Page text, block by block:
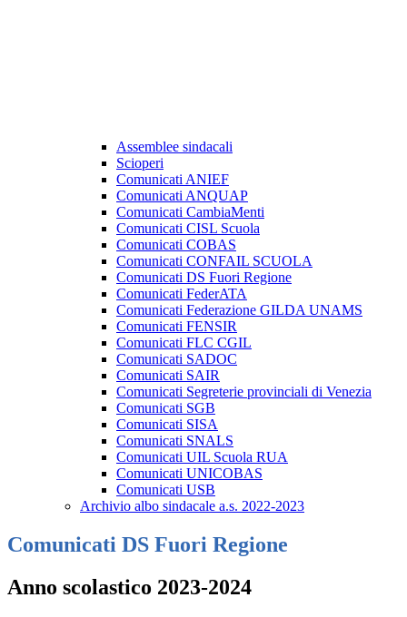
Assemblee sindacali
Scioperi
Comunicati ANIEF
Comunicati ANQUAP
Comunicati CambiaMenti
Comunicati CISL Scuola
Comunicati COBAS
Comunicati CONFAIL SCUOLA
Comunicati DS Fuori Regione
Comunicati FederATA
Comunicati Federazione GILDA UNAMS
Comunicati FENSIR
Comunicati FLC CGIL
Comunicati SADOC
Comunicati SAIR
Comunicati Segreterie provinciali di Venezia
Comunicati SGB
Comunicati SISA
Comunicati SNALS
Comunicati UIL Scuola RUA
Comunicati UNICOBAS
Comunicati USB
Archivio albo sindacale a.s. 2022-2023
Comunicati DS Fuori Regione
Anno scolastico 2023-2024